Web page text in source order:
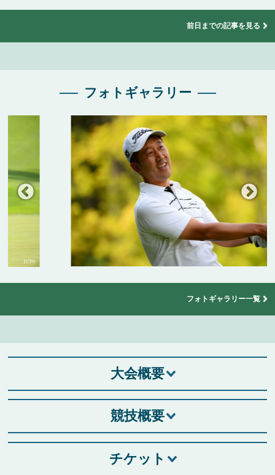
前日までの記事を見る
フォトギャラリー
フォトギャラリー一覧
大会概要
競技概要
チケット